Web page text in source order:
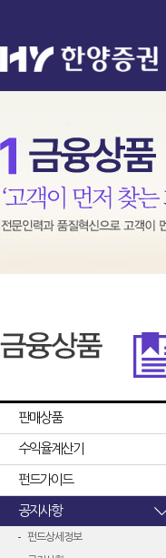
판매상품
수익율계산기
펀드가이드
공지사항
펀드상세정보